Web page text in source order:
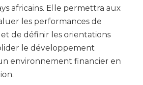
africains. Elle permettra aux
les performances de
et de définir les orientations
le développement
environnement financier en